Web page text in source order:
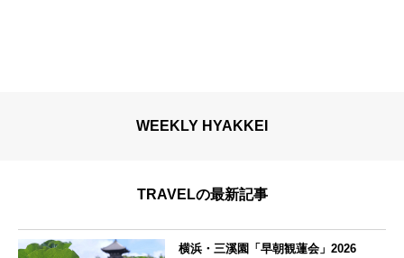
WEEKLY HYAKKEI
TRAVELの最新記事
横浜・三溪園「早朝観蓮会」2026